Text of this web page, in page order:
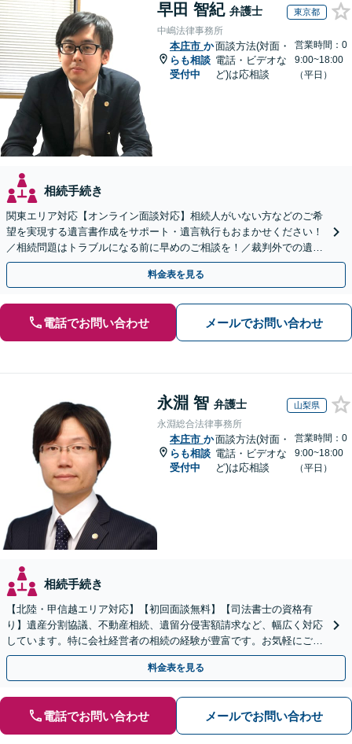
早田 智紀 弁護士 東京都
中嶋法律事務所
本庄市 か
らも相談
受付中
面談方法(対面・
電話・ビデオな
ど)は応相談
営業時間：0
9:00~18:00
（平日）
相続手続き
関東エリア対応【オンライン面談対応】相続人がいない方などのご希
望を実現する遺言書作成をサポート・遺言執行もおまかせください！
／相続問題はトラブルになる前に早めのご相談を！／裁判外での遺産
分割協議の経験多数【完全個室】
料金表を見る
電話でお問い合わせ メールでお問い合わせ
永淵 智 弁護士 山梨県
永淵総合法律事務所
本庄市 か
らも相談
受付中
面談方法(対面・
電話・ビデオな
ど)は応相談
営業時間：0
9:00~18:00
（平日）
相続手続き
【北陸・甲信越エリア対応】【初回面談無料】【司法書士の資格有
り】遺産分割協議、不動産相続、遺留分侵害額請求など、幅広く対応
しています。特に会社経営者の相続の経験が豊富です。お気軽にご相
談ください。【休日・夜間面談可】【オンライン面談可】
料金表を見る
電話でお問い合わせ メールでお問い合わせ